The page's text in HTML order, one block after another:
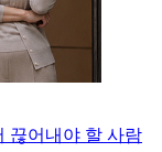
끊어내야 할 사람